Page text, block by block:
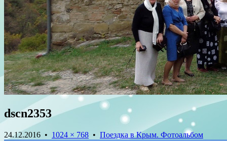
dscn2353
24.12.2016 • 1024 × 768 • Поездка в Крым. Фотоальбом